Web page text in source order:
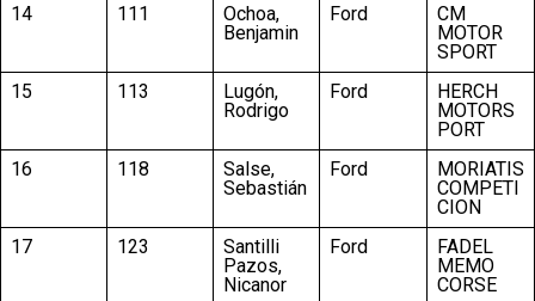
14
111
Ochoa,
Benjamin
Ford
CM
MOTOR
SPORT
15
113
Lugón,
Rodrigo
Ford
HERCH
MOTORS
PORT
16
118
Salse,
Sebastián
Ford
MORIATIS
COMPETI
CION
17
123
Santilli
Pazos,
Nicanor
Ford
FADEL
MEMO
CORSE